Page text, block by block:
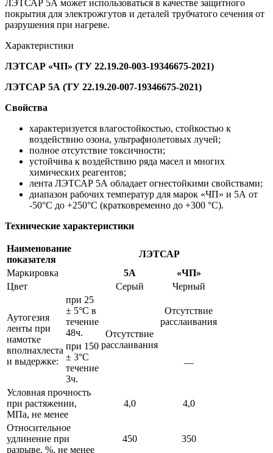
ЛЭТСАР 5А может использоваться в качестве защитного
покрытия для электрожгутов и деталей трубчатого сечения от
разрушения при нагреве.
Характеристики
ЛЭТСАР «ЧП» (ТУ 22.19.20-003-19346675-2021)
ЛЭТСАР 5А (ТУ 22.19.20-007-19346675-2021)
Свойства
характеризуется влагостойкостью, стойкостью к
воздействию озона, ультрафиолетовых лучей;
полное отсутствие токсичности;
устойчива к воздействию ряда масел и многих
химических реагентов;
лента ЛЭТСАР 5А обладает огнестойкими свойствами;
диапазон рабочих температур для марок «ЧП» и 5А от
-50°С до +250°С (кратковременно до +300 °С).
Технические характеристики
Наименование
показателя
ЛЭТСАР
Маркировка
5А
«ЧП»
Цвет
Серый Черный
Аутогезия
ленты при
намотке
вполнахлеста
и выдержке:
при 25
± 5°C в
течение
48ч.
Отсутствие
расслаивания
Отсутствие
расслаивания
при 150
± 3°C
течение
3ч.
—
Условная прочность
при растяжении,
МПа, не менее
4,0 4,0
Относительное
удлинение при
разрыве, %, не менее
450 350